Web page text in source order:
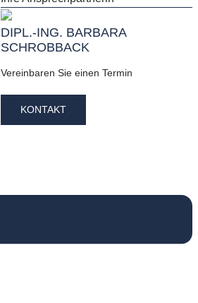
DIPL.-ING. BARBARA
SCHROBBACK
Vereinbaren Sie einen Termin
KONTAKT